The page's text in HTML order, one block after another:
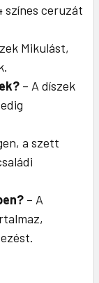
színes ceruzát
Mikulást,
– A díszek
a szett
– A